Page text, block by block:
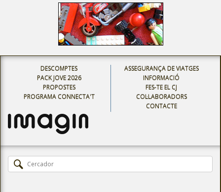
DESCOMPTES
PACK JOVE 2026
PROPOSTES
PROGRAMA CONNECTA'T
ASSEGURANÇA DE VIATGES
INFORMACIÓ
FES-TE EL CJ
COL·LABORADORS
CONTACTE